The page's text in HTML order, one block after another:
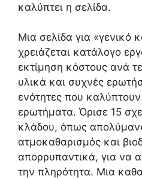
καλύπτει η σελίδα.
Μια σελίδα για «γενικό
χρειάζεται κατάλογο
εκτίμηση κόστους ανά
υλικά και συχνές
ενότητες που
ερωτήματα. Όρισε 15
κλάδου, όπως
ατμοκαθαρισμός και
απορρυπαντικά, για να
την πληρότητα. Μια